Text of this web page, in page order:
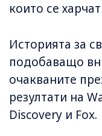
които се
Историята за
подобаващо
очакваните
резултати на
Discovery и Fox.